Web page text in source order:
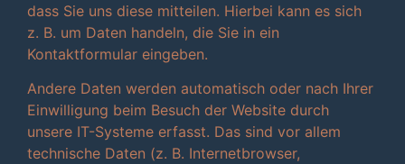
dass Sie uns diese mitteilen. Hierbei kann es sich
z. B. um Daten handeln, die Sie in ein
Kontaktformular eingeben.
Andere Daten werden automatisch oder nach Ihrer
Einwilligung beim Besuch der Website durch
unsere IT-Systeme erfasst. Das sind vor allem
technische Daten (z. B. Internetbrowser,